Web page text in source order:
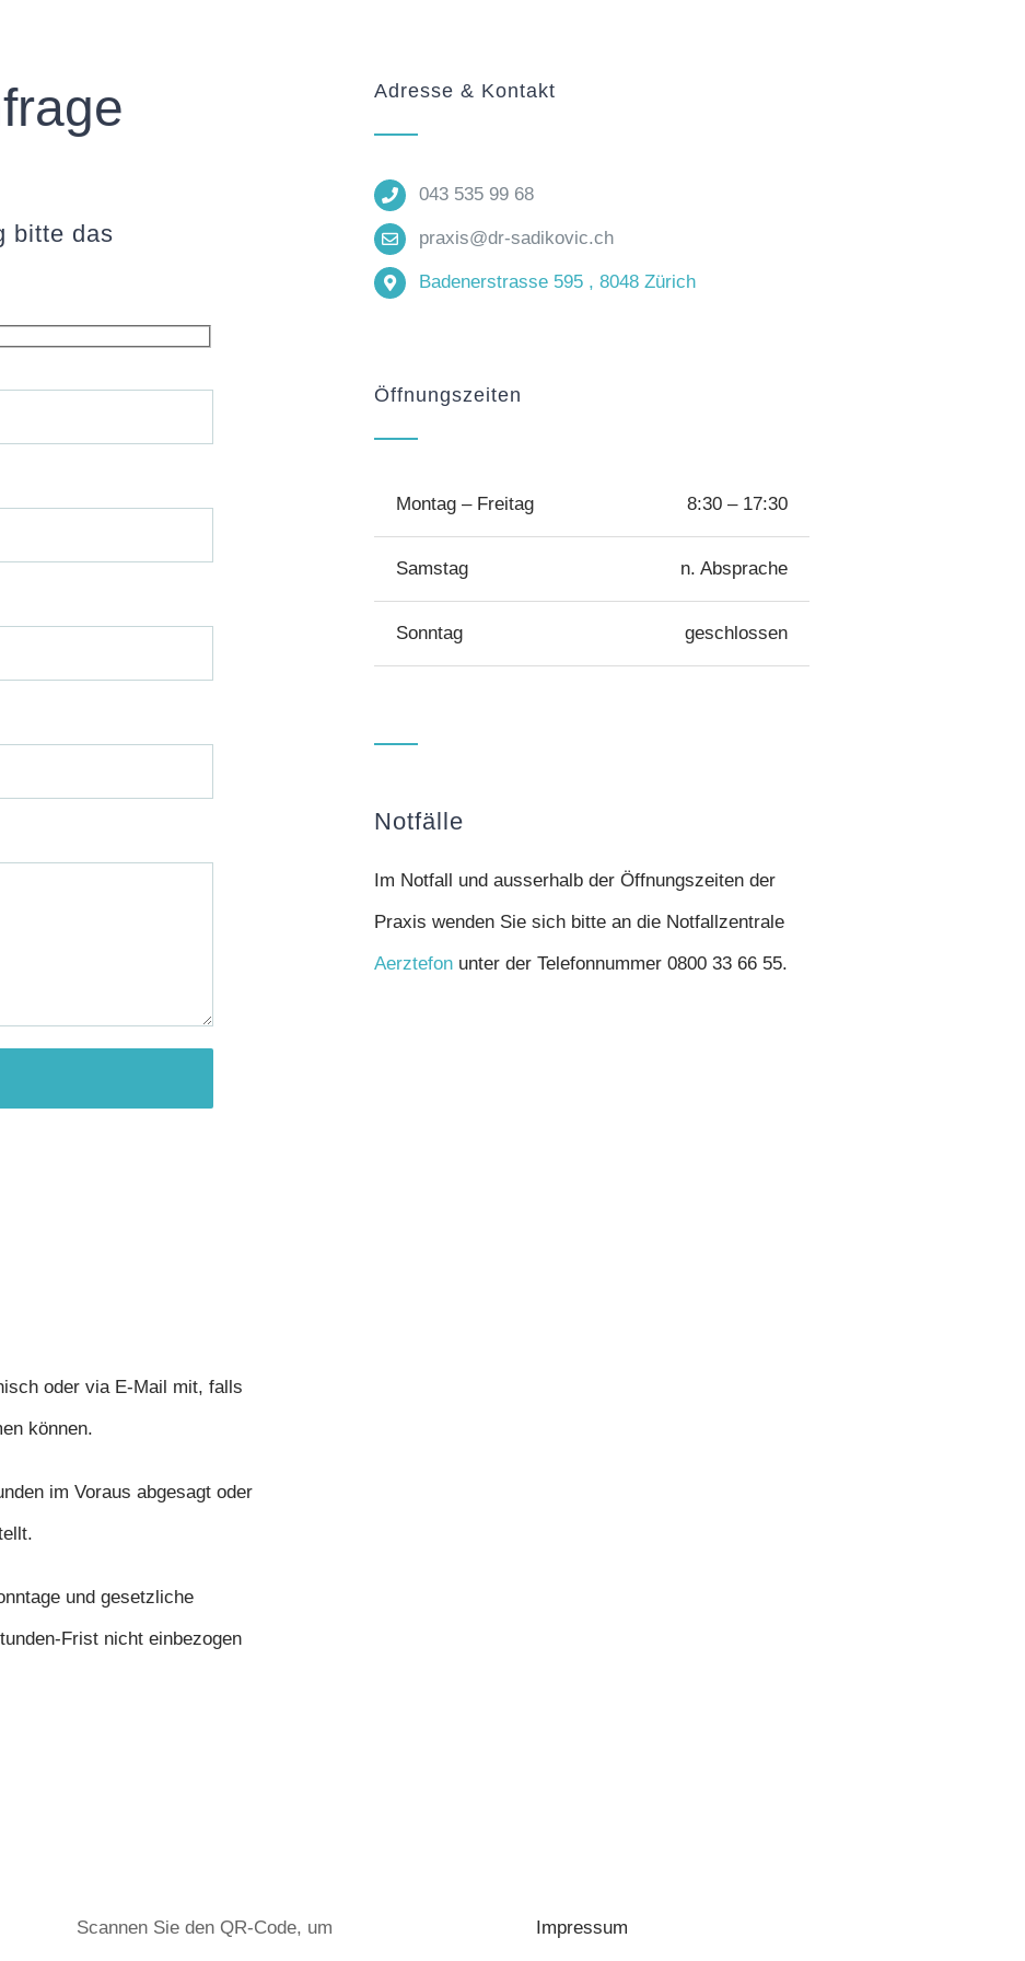
bitte das
Adresse & Kontakt
043 535 99 68
praxis@dr-sadikovic.ch
Badenerstrasse 595 , 8048 Zürich
Öffnungszeiten
Montag – Freitag 8:30 – 17:30
Samstag n. Absprache
Sonntag geschlossen
Notfälle
Im Notfall und ausserhalb der Öffnungszeiten der
Praxis wenden Sie sich bitte an die Notfallzentrale
Aerztefon unter der Telefonnummer 0800 33 66 55.
oder via E-Mail mit, falls
können.
im Voraus abgesagt oder
und gesetzliche
Frist nicht einbezogen
Scannen Sie den QR-Code, um
Impressum